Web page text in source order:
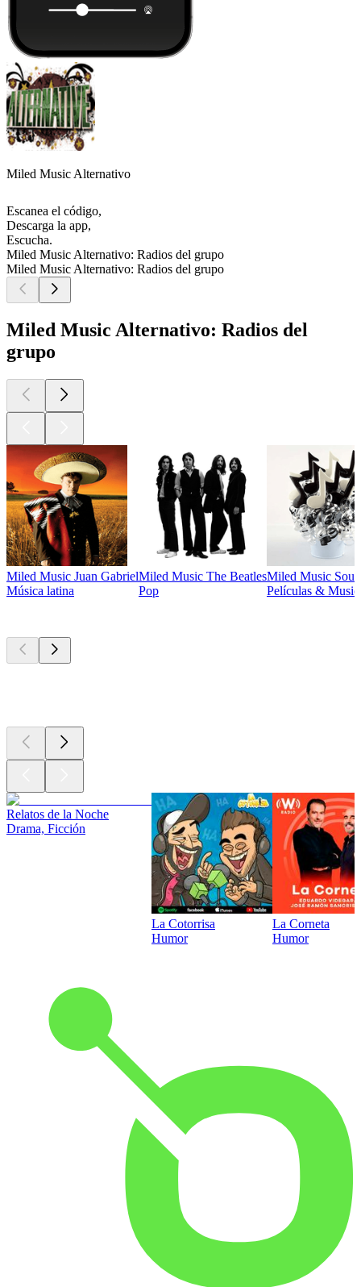
Miled Music Alternativo
Escanea el código,
Descarga la app,
Escucha.
Miled Music Alternativo: Radios del grupo
Miled Music Alternativo: Radios del grupo
Miled Music Alternativo: Radios del
grupo
Miled Music Juan Gabriel
Música latina
Miled Music The Beatles
Pop
Miled Music
Películas &
Relatos de la Noche
Drama, Ficción
La Cotorrisa
Humor
La Corneta
Humor